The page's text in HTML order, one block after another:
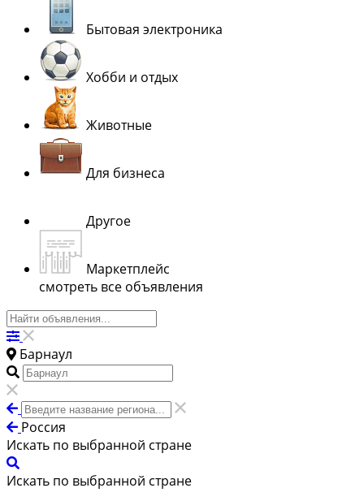
Бытовая электроника
Хобби и отдых
Животные
Для бизнеса
Другое
Маркетплейс
смотреть все объявления
Барнаул
Россия
Искать по выбранной стране
Искать по выбранной стране